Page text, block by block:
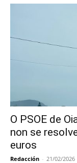
O PSOE de
non se
euros
Redacción - 21/02/2026